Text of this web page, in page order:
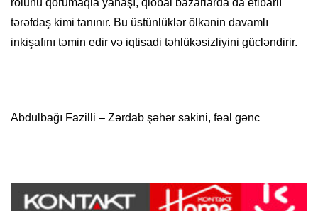
tərəfdaş kimi tanınır. Bu üstünlüklər ölkənin davamlı
inkişafını təmin edir və iqtisadi təhlükəsizliyini gücləndirir.
Abdulbağı Fazilli – Zərdab şəhər sakini, fəal gənc